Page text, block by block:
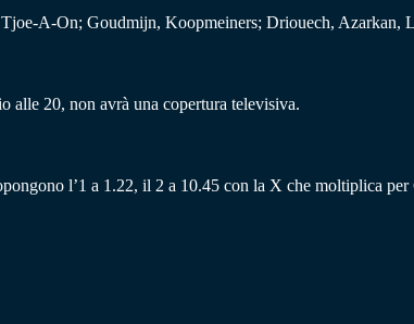
A-On; Goudmijn, Koopmeiners; Driouech, Azarkan,
alle 20, non avrà una copertura televisiva.
l’1 a 1.22, il 2 a 10.45 con la X che moltiplica per